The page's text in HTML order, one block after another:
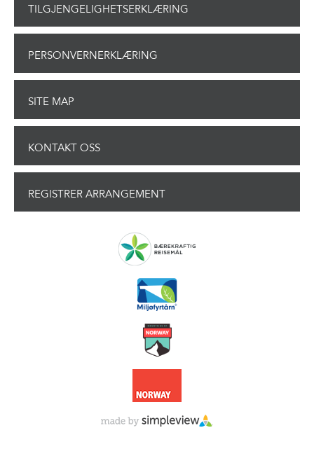
TILGJENGELIGHETSERKLÆRING
PERSONVERNERKLÆRING
SITE MAP
KONTAKT OSS
REGISTRER ARRANGEMENT